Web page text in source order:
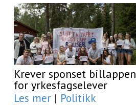
Krever sponset billappen
for yrkesfagselever
Les mer | Politikk